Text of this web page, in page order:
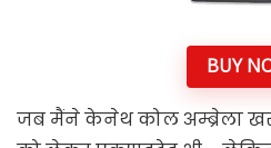
BUY
जब मैंने केनेथ कोल अम्ब्रेला